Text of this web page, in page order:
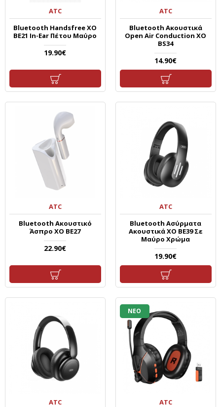
ATC
Bluetooth Handsfree XO
BE21 In-Ear Πέτου Μαύρο
19.90€
ATC
Bluetooth Ακουστικά
Open Air Conduction XO
BS34
14.90€
ATC
Bluetooth Ακουστικό
Άσπρο XO BE27
22.90€
ATC
Bluetooth Ασύρματα
Ακουστικά XO BE39 Σε
Μαύρο Χρώμα
19.90€
ATC
ΝΕΟ
ATC